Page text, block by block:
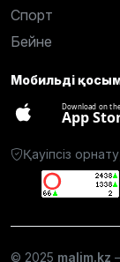
Спорт
Бейне
Мобильді
Download on the
App
Қауіпсіз
© 2025 malim.kz